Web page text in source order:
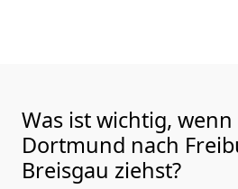
Was ist wichtig,
Dortmund nach
Breisgau ziehst?